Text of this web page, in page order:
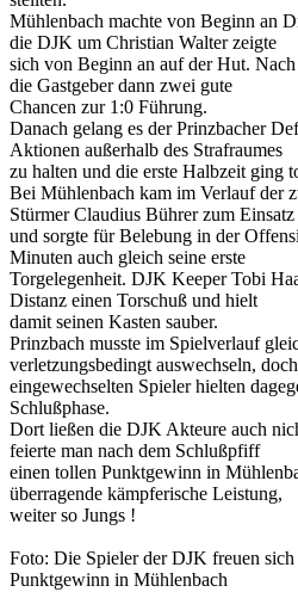
Mühlenbach machte von Beginn an
die DJK um Christian Walter zeigte
sich von Beginn an auf der Hut.
die Gastgeber dann zwei gute
Chancen zur 1:0 Führung.
Danach gelang es der Prinzbacher
Aktionen außerhalb des Strafraumes
zu halten und die erste Halbzeit ging
Bei Mühlenbach kam im Verlauf der
Stürmer Claudius Bührer zum Einsatz
und sorgte für Belebung in der
Minuten auch gleich seine erste
Torgelegenheit. DJK Keeper Tobi
Distanz einen Torschuß und hielt
damit seinen Kasten sauber.
Prinzbach musste im Spielverlauf
verletzungsbedingt auswechseln,
eingewechselten Spieler hielten
Schlußphase.
Dort ließen die DJK Akteure auch
feierte man nach dem Schlußpfiff
einen tollen Punktgewinn in
überragende kämpferische Leistung,
weiter so Jungs !
Foto: Die Spieler der DJK freuen sich
Punktgewinn in Mühlenbach